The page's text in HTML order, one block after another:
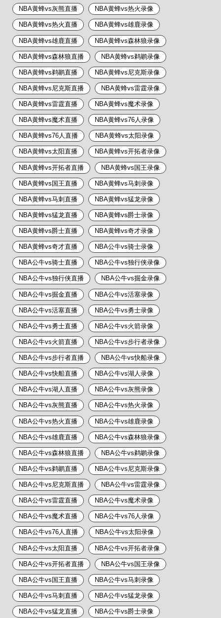
NBA黄蜂vs灰熊直播 NBA黄蜂vs热火录像
NBA黄蜂vs热火直播 NBA黄蜂vs雄鹿录像
NBA黄蜂vs雄鹿直播 NBA黄蜂vs森林狼录像
NBA黄蜂vs森林狼直播 NBA黄蜂vs鹈鹕录像
NBA黄蜂vs鹈鹕直播 NBA黄蜂vs尼克斯录像
NBA黄蜂vs尼克斯直播 NBA黄蜂vs雷霆录像
NBA黄蜂vs雷霆直播 NBA黄蜂vs魔术录像
NBA黄蜂vs魔术直播 NBA黄蜂vs76人录像
NBA黄蜂vs76人直播 NBA黄蜂vs太阳录像
NBA黄蜂vs太阳直播 NBA黄蜂vs开拓者录像
NBA黄蜂vs开拓者直播 NBA黄蜂vs国王录像
NBA黄蜂vs国王直播 NBA黄蜂vs马刺录像
NBA黄蜂vs马刺直播 NBA黄蜂vs猛龙录像
NBA黄蜂vs猛龙直播 NBA黄蜂vs爵士录像
NBA黄蜂vs爵士直播 NBA黄蜂vs奇才录像
NBA黄蜂vs奇才直播 NBA公牛vs骑士录像
NBA公牛vs骑士直播 NBA公牛vs独行侠录像
NBA公牛vs独行侠直播 NBA公牛vs掘金录像
NBA公牛vs掘金直播 NBA公牛vs活塞录像
NBA公牛vs活塞直播 NBA公牛vs勇士录像
NBA公牛vs勇士直播 NBA公牛vs火箭录像
NBA公牛vs火箭直播 NBA公牛vs步行者录像
NBA公牛vs步行者直播 NBA公牛vs快船录像
NBA公牛vs快船直播 NBA公牛vs湖人录像
NBA公牛vs湖人直播 NBA公牛vs灰熊录像
NBA公牛vs灰熊直播 NBA公牛vs热火录像
NBA公牛vs热火直播 NBA公牛vs雄鹿录像
NBA公牛vs雄鹿直播 NBA公牛vs森林狼录像
NBA公牛vs森林狼直播 NBA公牛vs鹈鹕录像
NBA公牛vs鹈鹕直播 NBA公牛vs尼克斯录像
NBA公牛vs尼克斯直播 NBA公牛vs雷霆录像
NBA公牛vs雷霆直播 NBA公牛vs魔术录像
NBA公牛vs魔术直播 NBA公牛vs76人录像
NBA公牛vs76人直播 NBA公牛vs太阳录像
NBA公牛vs太阳直播 NBA公牛vs开拓者录像
NBA公牛vs开拓者直播 NBA公牛vs国王录像
NBA公牛vs国王直播 NBA公牛vs马刺录像
NBA公牛vs马刺直播 NBA公牛vs猛龙录像
NBA公牛vs猛龙直播 NBA公牛vs爵士录像